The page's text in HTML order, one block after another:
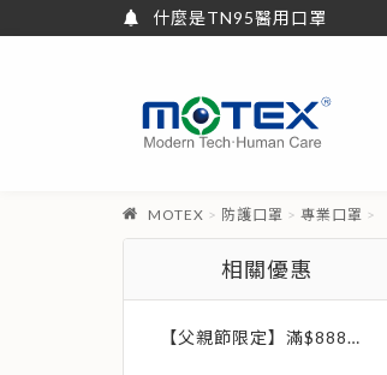
MOTEX可回收環保口罩
橡
膠
工
份
MOTEX 防護口罩 專業口罩
相關優惠
【父親節限定】滿$888現折$88